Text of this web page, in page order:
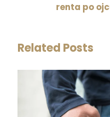
renta po
Related Posts